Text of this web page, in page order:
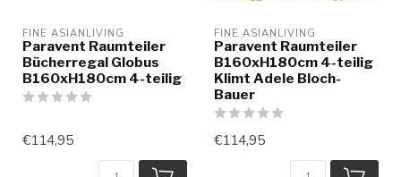
FINE ASIANLIVING
Paravent Raumteiler
Bücherregal Globus
B160xH180cm 4-teilig
€114,95
FINE ASIANLIVING
Paravent Raumteiler
B160xH180cm 4-teilig
Klimt Adele Bloch-
Bauer
€114,95